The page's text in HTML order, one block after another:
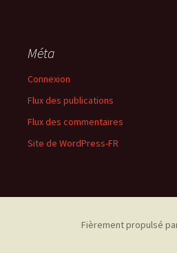
Méta
Connexion
Flux des publications
Flux des commentaires
Site de WordPress-FR
Fièrement propulsé